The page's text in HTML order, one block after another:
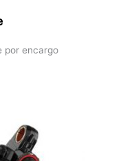
por encargo